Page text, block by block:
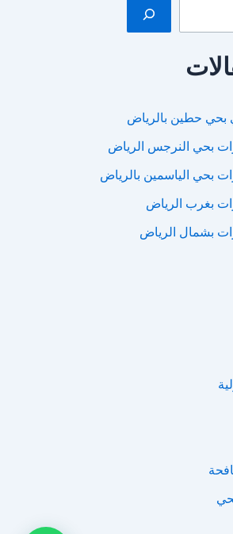
حطين بالرياض
بحي النرجس الرياض
بحي الياسمين بالرياض
بغرب الرياض
بشمال الرياض